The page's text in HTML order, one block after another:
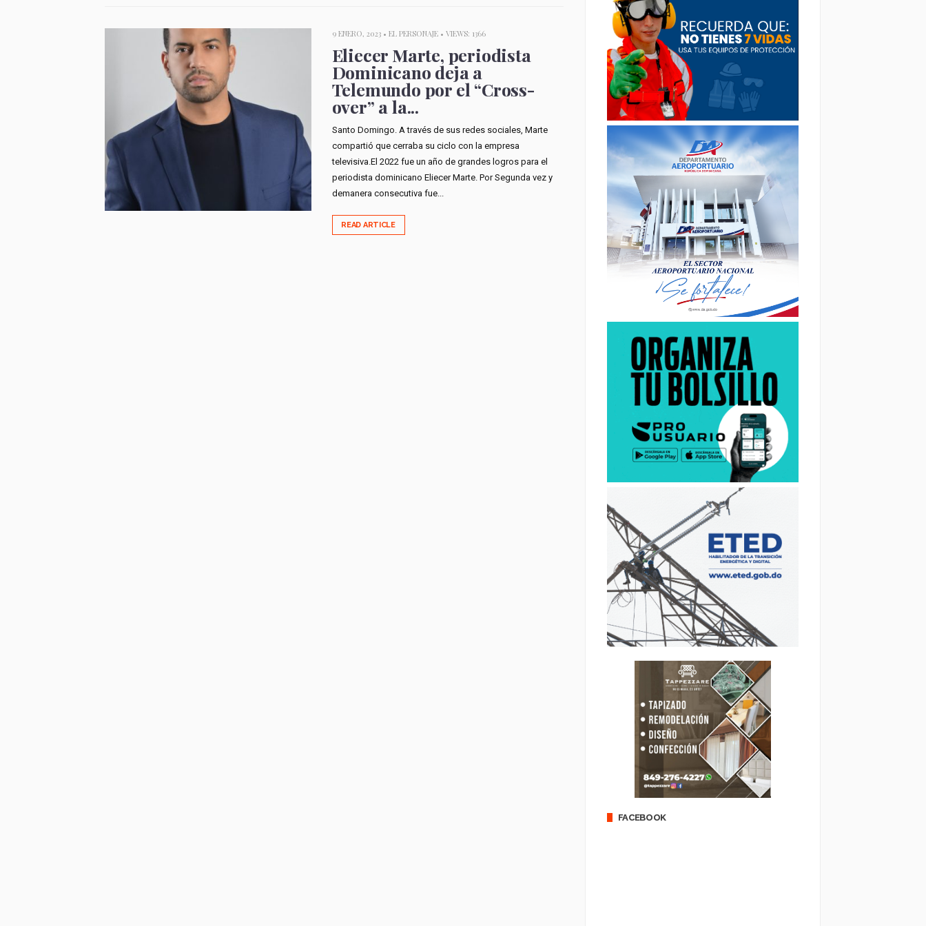
9 ENERO, 2023 • EL PERSONAJE• VIEWS: 1366
Eliecer Marte, periodista
Dominicano deja a
Telemundo por el “Cross-
over” a la...
Santo Domingo. A través de sus redes sociales, Marte
compartió que cerraba su ciclo con la empresa
televisiva.El 2022 fue un año de grandes logros para el
periodista dominicano Eliecer Marte. Por Segunda vez y
demanera consecutiva fue...
READ ARTICLE
FACEBOOK